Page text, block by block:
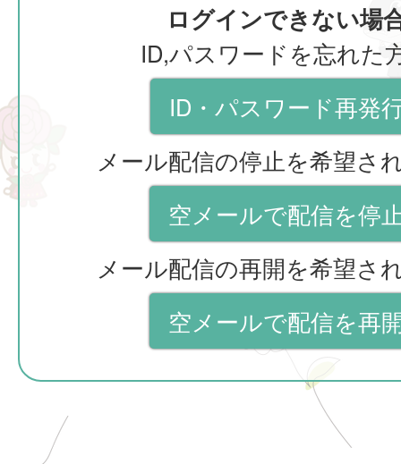
ログインできない場
ID,パスワードを忘れた
ID・パスワード再発
メール配信の停止を希望さ
空メールで配信を停
メール配信の再開を希望さ
空メールで配信を再